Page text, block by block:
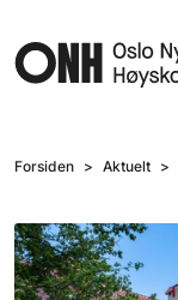
Forsiden Aktuelt